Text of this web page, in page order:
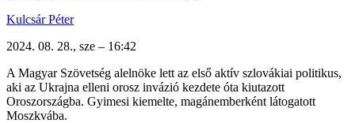
Kulcsár Péter
2024. 08. 28., sze – 16:42
A Magyar Szövetség alelnöke lett az első aktív szlovákiai politikus,
aki az Ukrajna elleni orosz invázió kezdete óta kiutazott
Oroszországba. Gyimesi kiemelte, magánemberként látogatott
Moszkvába.